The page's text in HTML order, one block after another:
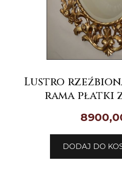
Lustro
rama płatki
DODAJ DO